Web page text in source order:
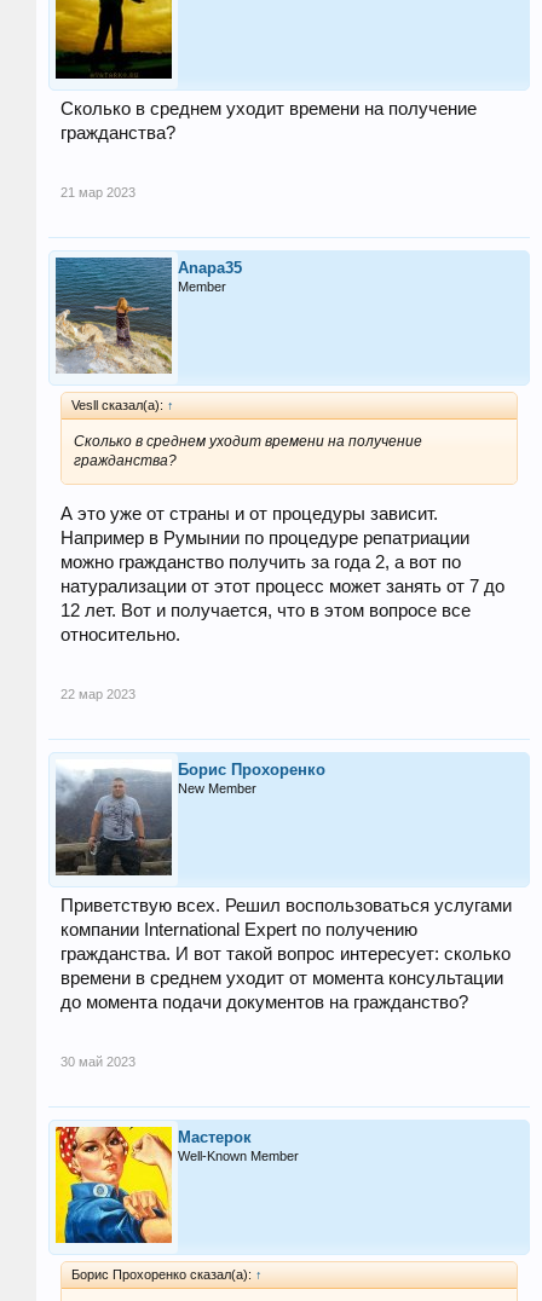
Сколько в среднем уходит времени на получение
гражданства?
21 мар 2023
Anapa35
Member
Vesll сказал(а): ↑
Сколько в среднем уходит времени на получение
гражданства?
А это уже от страны и от процедуры зависит.
Например в Румынии по процедуре репатриации
можно гражданство получить за года 2, а вот по
натурализации от этот процесс может занять от 7 до
12 лет. Вот и получается, что в этом вопросе все
относительно.
22 мар 2023
Борис Прохоренко
New Member
Приветствую всех. Решил воспользоваться услугами
компании International Expert по получению
гражданства. И вот такой вопрос интересует: сколько
времени в среднем уходит от момента консультации
до момента подачи документов на гражданство?
30 май 2023
Мастерок
Well-Known Member
Борис Прохоренко сказал(а): ↑